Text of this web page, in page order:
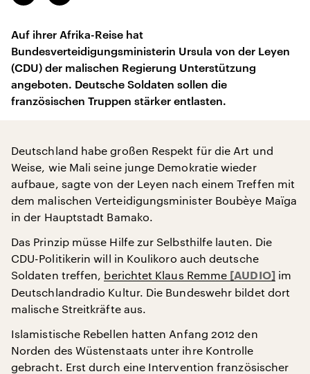
Auf ihrer Afrika-Reise hat
Bundesverteidigungsministerin Ursula von der Leyen
(CDU) der malischen Regierung Unterstützung
angeboten. Deutsche Soldaten sollen die
französischen Truppen stärker entlasten.
Deutschland habe großen Respekt für die Art und
Weise, wie Mali seine junge Demokratie wieder
aufbaue, sagte von der Leyen nach einem Treffen mit
dem malischen Verteidigungsminister Boubèye Maïga
in der Hauptstadt Bamako.
Das Prinzip müsse Hilfe zur Selbsthilfe lauten. Die
CDU-Politikerin will in Koulikoro auch deutsche
Soldaten treffen, berichtet Klaus Remme
im
Deutschlandradio Kultur. Die Bundeswehr bildet dort
malische Streitkräfte aus.
Islamistische Rebellen hatten Anfang 2012 den
Norden des Wüstenstaats unter ihre Kontrolle
gebracht. Erst durch eine Intervention französischer